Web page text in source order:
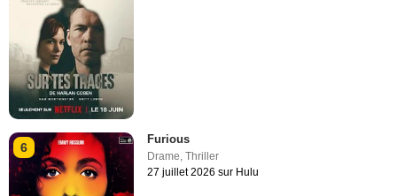
6
Furious
Drame,Thriller
27 juillet 2026 sur Hulu